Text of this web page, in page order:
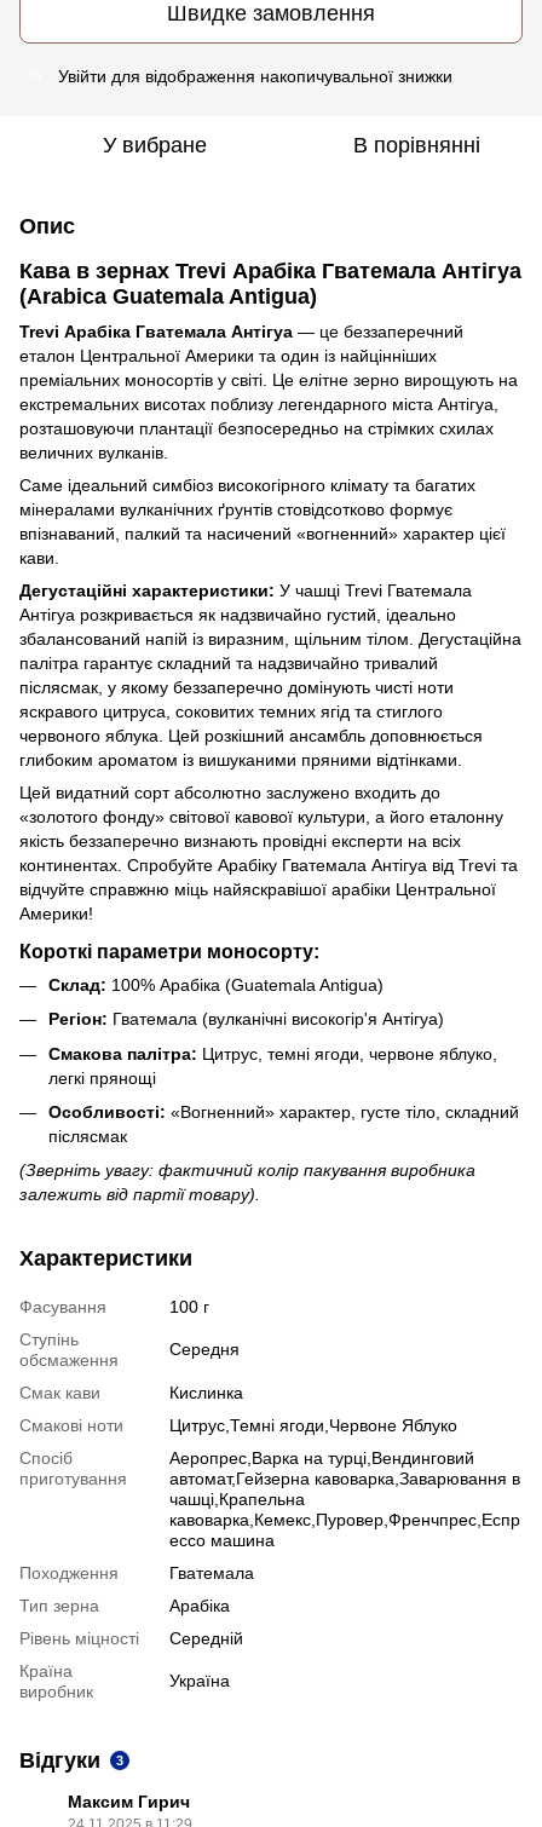
Швидке замовлення
Увійти для відображення накопичувальної знижки
У вибране В порівнянні
Опис
Кава в зернах Trevi Арабіка Гватемала Антігуа
(Arabica Guatemala Antigua)
Trevi Арабіка Гватемала Антігуа — це беззаперечний
еталон Центральної Америки та один із найцінніших
преміальних моносортів у світі. Це елітне зерно вирощують на
екстремальних висотах поблизу легендарного міста Антігуа,
розташовуючи плантації безпосередньо на стрімких схилах
величних вулканів.
Саме ідеальний симбіоз високогірного клімату та багатих
мінералами вулканічних ґрунтів стовідсотково формує
впізнаваний, палкий та насичений «вогненний» характер цієї
кави.
Дегустаційні характеристики: У чашці Trevi Гватемала
Антігуа розкривається як надзвичайно густий, ідеально
збалансований напій із виразним, щільним тілом. Дегустаційна
палітра гарантує складний та надзвичайно тривалий
післясмак, у якому беззаперечно домінують чисті ноти
яскравого цитруса, соковитих темних ягід та стиглого
червоного яблука. Цей розкішний ансамбль доповнюється
глибоким ароматом із вишуканими пряними відтінками.
Цей видатний сорт абсолютно заслужено входить до
«золотого фонду» світової кавової культури, а його еталонну
якість беззаперечно визнають провідні експерти на всіх
континентах. Спробуйте Арабіку Гватемала Антігуа від Trevi та
відчуйте справжню міць найяскравішої арабіки Центральної
Америки!
Короткі параметри моносорту:
Склад: 100% Арабіка (Guatemala Antigua)
Регіон: Гватемала (вулканічні високогір'я Антігуа)
Смакова палітра: Цитрус, темні ягоди, червоне яблуко,
легкі прянощі
Особливості: «Вогненний» характер, густе тіло, складний
післясмак
(Зверніть увагу: фактичний колір пакування виробника
залежить від партії товару).
Характеристики
Фасування
100 г
Ступінь
обсмаження
Середня
Смак кави
Кислинка
Смакові ноти
Цитрус,Темні ягоди,Червоне Яблуко
Спосіб
приготування
Аеропрес,Варка на турці,Вендинговий
автомат,Гейзерна кавоварка,Заварювання в
чашці,Крапельна
кавоварка,Кемекс,Пуровер,Френчпрес,Еспр
ессо машина
Походження
Гватемала
Тип зерна
Арабіка
Рівень міцності
Середній
Країна
виробник
Україна
Відгуки 3
Максим Гирич